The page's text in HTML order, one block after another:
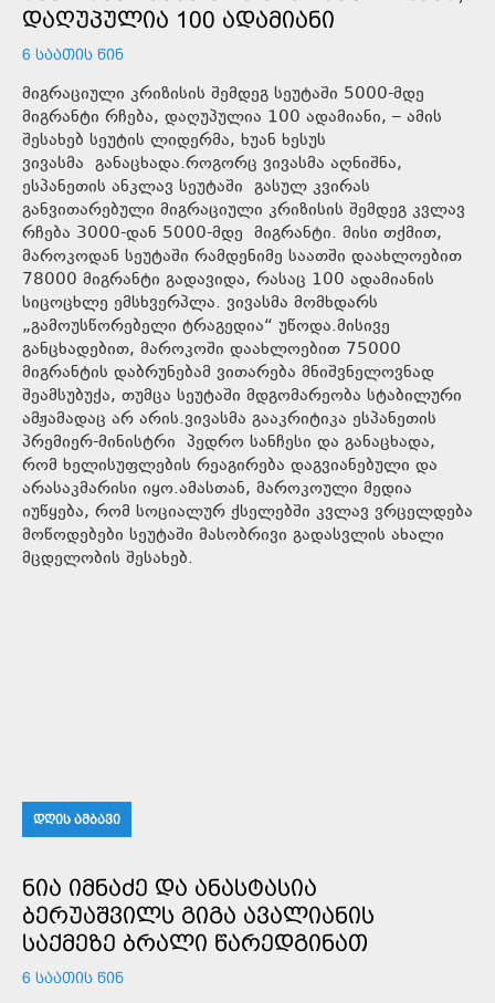
ᲓᲐᲦᲣᲞᲣᲚᲘᲐ 100 ᲐᲓᲐᲛᲘᲐᲜᲘ
6 ᲡᲐᲐᲗᲘᲡ ᲬᲘᲜ
მიგრაციული კრიზისის შემდეგ სეუტაში 5000-მდე
მიგრანტი რჩება, დაღუპულია 100 ადამიანი, – ამის
შესახებ სეუტის ლიდერმა, ხუან ხესუს
ვივასმა განაცხადა.როგორც ვივასმა აღნიშნა,
ესპანეთის ანკლავ სეუტაში გასულ კვირას
განვითარებული მიგრაციული კრიზისის შემდეგ კვლავ
რჩება 3000-დან 5000-მდე მიგრანტი. მისი თქმით,
მაროკოდან სეუტაში რამდენიმე საათში დაახლოებით
78000 მიგრანტი გადავიდა, რასაც 100 ადამიანის
სიცოცხლე ემსხვერპლა. ვივასმა მომხდარს
„გამოუსწორებელი ტრაგედია“ უწოდა.მისივე
განცხადებით, მაროკოში დაახლოებით 75000
მიგრანტის დაბრუნებამ ვითარება მნიშვნელოვნად
შეამსუბუქა, თუმცა სეუტაში მდგომარეობა სტაბილური
ამჟამადაც არ არის.ვივასმა გააკრიტიკა ესპანეთის
პრემიერ-მინისტრი პედრო სანჩესი და განაცხადა,
რომ ხელისუფლების რეაგირება დაგვიანებული და
არასაკმარისი იყო.ამასთან, მაროკოული მედია
იუწყება, რომ სოციალურ ქსელებში კვლავ ვრცელდება
მოწოდებები სეუტაში მასობრივი გადასვლის ახალი
მცდელობის შესახებ.
ᲓᲦᲘᲡ ᲐᲛᲑᲐᲕᲘ
ᲜᲘᲐ ᲘᲛᲜᲐᲫᲔ ᲓᲐ ᲐᲜᲐᲡᲢᲐᲡᲘᲐ
ᲑᲔᲠᲣᲐᲨᲕᲘᲚᲡ ᲒᲘᲒᲐ ᲐᲕᲐᲚᲘᲐᲜᲘᲡ
ᲡᲐᲥᲛᲔᲖᲔ ᲑᲠᲐᲚᲘ ᲬᲐᲠᲔᲓᲒᲘᲜᲐᲗ
6 ᲡᲐᲐᲗᲘᲡ ᲬᲘᲜ